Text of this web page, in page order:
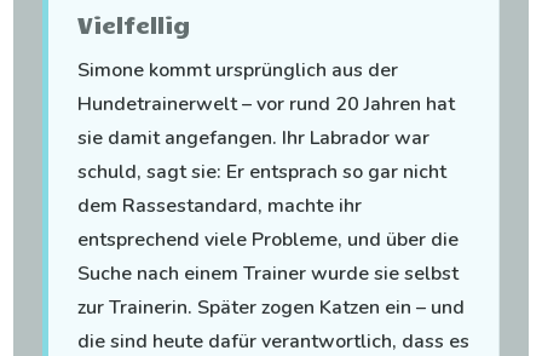
Vielfellig
Simone kommt ursprünglich aus der
Hundetrainerwelt – vor rund 20 Jahren hat
sie damit angefangen. Ihr Labrador war
schuld, sagt sie: Er entsprach so gar nicht
dem Rassestandard, machte ihr
entsprechend viele Probleme, und über die
Suche nach einem Trainer wurde sie selbst
zur Trainerin. Später zogen Katzen ein – und
die sind heute dafür verantwortlich, dass es